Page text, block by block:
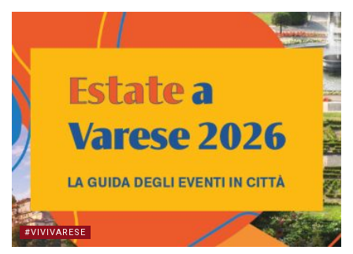
#VIVIVARESE